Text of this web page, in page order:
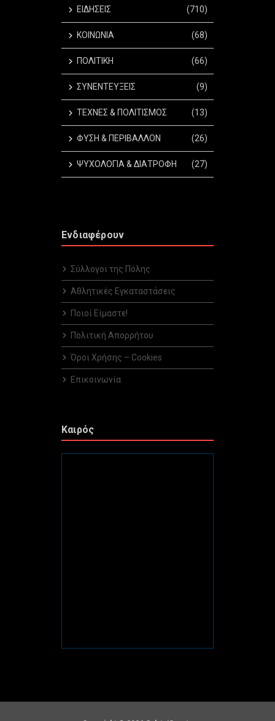
ΕΙΔΗΣΕΙΣ (710)
ΚΟΙΝΩΝΙΑ (68)
ΠΟΛΙΤΙΚΗ (66)
ΣΥΝΕΝΤΕΥΞΕΙΣ (9)
ΤΕΧΝΕΣ & ΠΟΛΙΤΙΣΜΟΣ (13)
ΦΥΣΗ & ΠΕΡΙΒΑΛΛΟΝ (26)
ΨΥΧΟΛΟΓΙΑ & ΔΙΑΤΡΟΦΗ (27)
Ενδιαφέρουν
Σύλλογοι της Πόλης
Αθλητικές Εγκαταστάσεις
Ποιοί Είμαστε!
Πολιτική Απορρήτου
Όροι Χρήσης – Cookies
Επικοινωνία
Καιρός